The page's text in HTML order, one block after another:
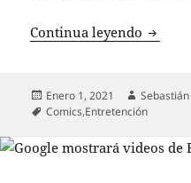
Continua leyendo
Publicado
el
Enero 1, 2021 Autor
Etiquetas
Comics,Entretención